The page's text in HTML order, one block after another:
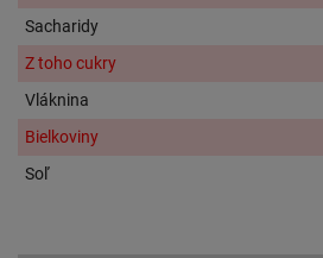
Sacharidy
Z toho cukry
Vláknina
Bielkoviny
Soľ